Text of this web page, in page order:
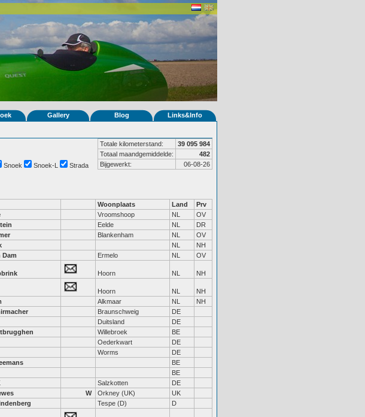
Gallery Blog Links&Info
Totale kilometerstand:
39 095 984
Totaal maandgemiddelde:
482
Bijgewerkt:
06-08-26
Snoek Snoek-L Strada
Woonplaats Land
Prv
Vroomshoop NL
OV
Eelde NL
DR
Blankenham NL
OV
NL
NH
Dam Ermelo NL OV
Hoorn NL NH
Hoorn NL
NH
Alkmaar NL
NH
Braunschweig
DE
Duitsland
DE
Willebroek
BE
Oederkwart
DE
Worms
DE
BE
BE
Salzkotten
DE
W Orkney (UK)
UK
Tespe (D) D